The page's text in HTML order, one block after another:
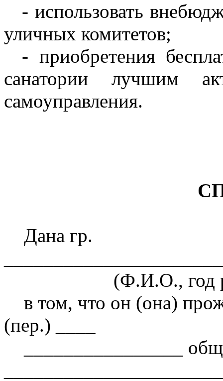
- использовать
уличных комитетов;
- приобретения
санатории лучшим
самоуправления.
Дана гр.
(Ф.И.О., год
в том, что он (она)
(пер.) ____
________________